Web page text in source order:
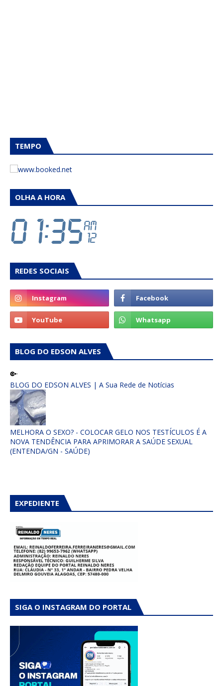
TEMPO
OLHA A HORA
REDES SOCIAIS
BLOG DO EDSON ALVES
BLOG DO EDSON ALVES | A Sua Rede de Notícias
MELHORA O SEXO? - COLOCAR GELO NOS TESTÍCULOS É A
NOVA TENDÊNCIA PARA APRIMORAR A SAÚDE SEXUAL
(ENTENDA/GN - SAÚDE)
EXPEDIENTE
SIGA O INSTAGRAM DO PORTAL